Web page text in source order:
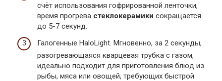
счёт использования гофрированной ленточки,
время прогрева стеклокерамики сокращается
до 5-7 секунд.
Галогенные HaloLight. Мгновенно, за 2 секунды,
разогревающаяся кварцевая трубка с газом,
идеально подходит для приготовления блюд из
рыбы, мяса или овощей, требующих быстрой